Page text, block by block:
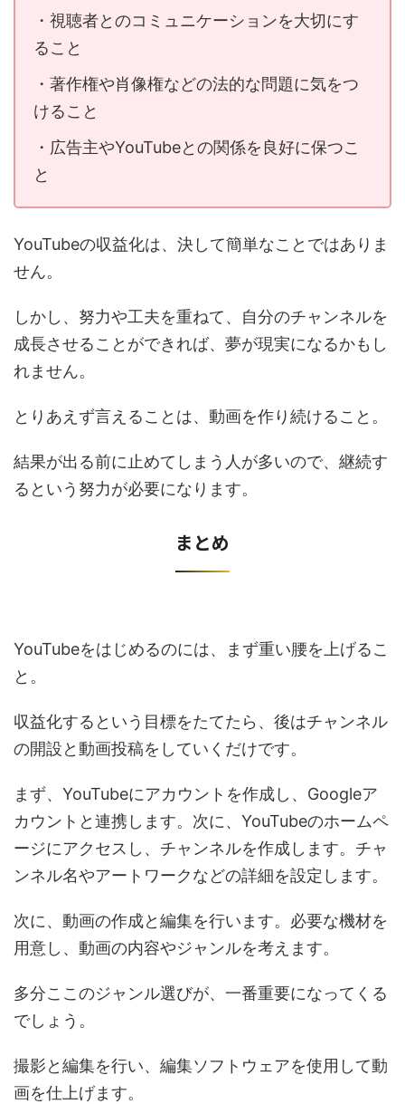
・視聴者とのコミュニケーションを大切にす
ること
・著作権や肖像権などの法的な問題に気をつ
けること
・広告主やYouTubeとの関係を良好に保つこ
と
YouTubeの収益化は、決して簡単なことではありま
せん。
しかし、努力や工夫を重ねて、自分のチャンネルを
成長させることができれば、夢が現実になるかもし
れません。
とりあえず言えることは、動画を作り続けること。
結果が出る前に止めてしまう人が多いので、継続す
るという努力が必要になります。
まとめ
YouTubeをはじめるのには、まず重い腰を上げるこ
と。
収益化するという目標をたてたら、後はチャンネル
の開設と動画投稿をしていくだけです。
まず、YouTubeにアカウントを作成し、Googleア
カウントと連携します。次に、YouTubeのホームペ
ージにアクセスし、チャンネルを作成します。チャ
ンネル名やアートワークなどの詳細を設定します。
次に、動画の作成と編集を行います。必要な機材を
用意し、動画の内容やジャンルを考えます。
多分ここのジャンル選びが、一番重要になってくる
でしょう。
撮影と編集を行い、編集ソフトウェアを使用して動
画を仕上げます。